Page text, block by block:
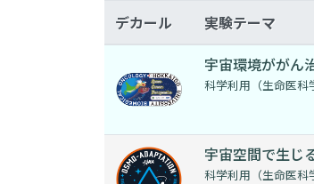
デカール 実験テーマ
宇宙環境ががん
科学利用（生命医科
宇宙空間で生じ
科学利用（生命医科